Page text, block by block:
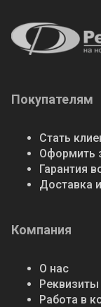
Покупателям
Стать
Оформить
Гарантия
Доставка
Компания
О нас
Реквизиты
Работа в